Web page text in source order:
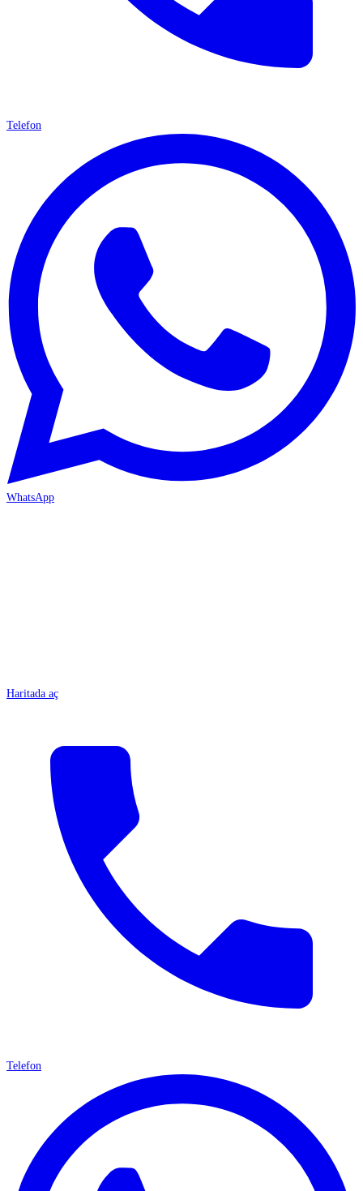
Telefon
WhatsApp
Haritada aç
Telefon